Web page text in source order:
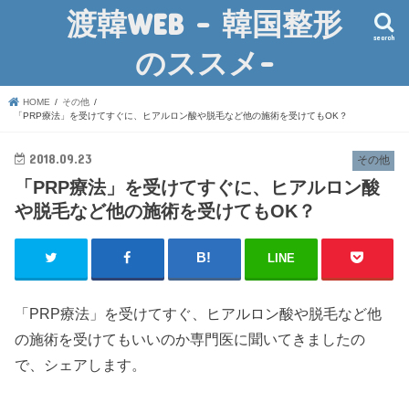
渡韓WEB – 韓国整形
のススメ-
search
HOME
その他
「PRP療法」を受けてすぐに、ヒアルロン酸や脱毛など他の施術を受けてもOK？
その他
2018.09.23
「PRP療法」を受けてすぐに、ヒアルロン酸
や脱毛など他の施術を受けてもOK？
LINE
「PRP療法」を受けてすぐ、ヒアルロン酸や脱毛など他
の施術を受けてもいいのか専門医に聞いてきましたの
で、シェアします。